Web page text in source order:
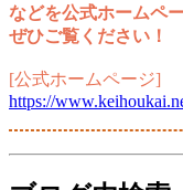
などを公式ホームペ
ぜひご覧ください！
[公式ホームページ]
https://